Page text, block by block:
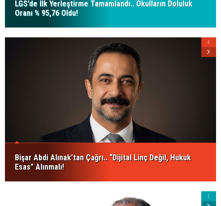
LGS’de İlk Yerleştirme Tamamlandı.. Okulların Doluluk
Oranı % 95,76 Oldu!
Bişar Abdi Alınak’tan Çağrı.. “Dijital Linç Değil, Hukuk
Esas” Alınmalı!